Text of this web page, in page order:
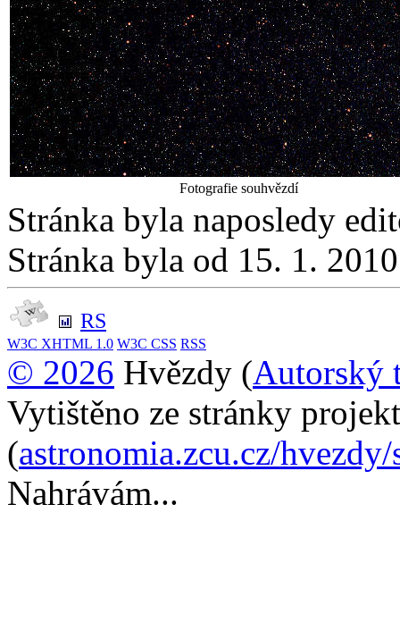
Fotografie souhvězdí
Stránka byla naposledy
Stránka byla od 15. 1.
RS
W3C XHTML 1.0 W3C CSS RSS
© 2026 Hvězdy (Autorský
Vytištěno ze stránky
(astronomia.zcu.cz/
Nahrávám...